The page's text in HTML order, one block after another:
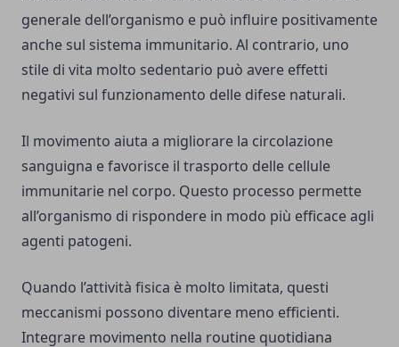
generale dell’organismo e può influire positivamente
anche sul sistema immunitario. Al contrario, uno
stile di vita molto sedentario può avere effetti
negativi sul funzionamento delle difese naturali.
Il movimento aiuta a migliorare la circolazione
sanguigna e favorisce il trasporto delle cellule
immunitarie nel corpo. Questo processo permette
all’organismo di rispondere in modo più efficace agli
agenti patogeni.
Quando l’attività fisica è molto limitata, questi
meccanismi possono diventare meno efficienti.
Integrare movimento nella routine quotidiana